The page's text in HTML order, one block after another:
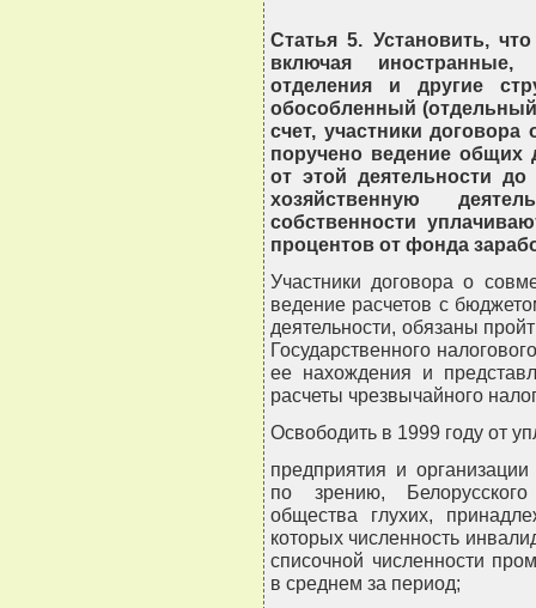
Статья 5. Установить,
включая иностранные,
отделения и другие
обособленный
счет, участники
поручено ведение общих
от этой деятельности
хозяйственную
собственности
процентов от фонда
Участники договора о
ведение расчетов с
деятельности, обязаны
Государственного
ее нахождения и
расчеты чрезвычайного
Освободить в 1999 году от
предприятия и
по зрению,
общества глухих,
которых численность
списочной численности
в среднем за период;